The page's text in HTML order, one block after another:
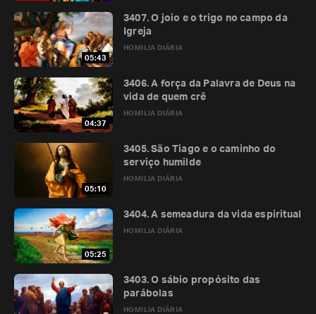
05:43
HOMILIA DIÁRIA
3407. O joio e o trigo no campo da
Igreja
04:37
HOMILIA DIÁRIA
3406. A força da Palavra de Deus na
vida de quem crê
05:10
HOMILIA DIÁRIA
3405. São Tiago e o caminho do
serviço humilde
05:25
HOMILIA DIÁRIA
3404. A semeadura da vida espiritual
HOMILIA DIÁRIA
3403. O sábio propósito das
parábolas